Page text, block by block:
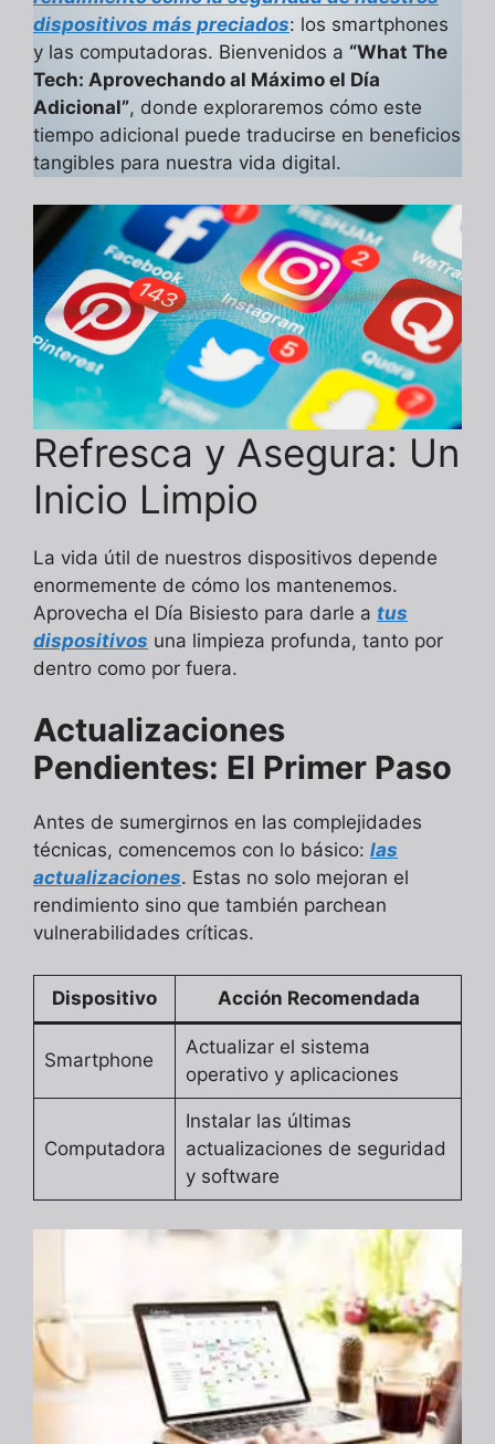
dispositivos más preciados: los smartphones
y las computadoras. Bienvenidos a “What The
Tech: Aprovechando al Máximo el Día
Adicional”, donde exploraremos cómo este
tiempo adicional puede traducirse en beneficios
tangibles para nuestra vida digital.
Refresca y Asegura: Un
Inicio Limpio
La vida útil de nuestros dispositivos depende
enormemente de cómo los mantenemos.
Aprovecha el Día Bisiesto para darle a tus
dispositivos una limpieza profunda, tanto por
dentro como por fuera.
Actualizaciones
Pendientes: El Primer Paso
Antes de sumergirnos en las complejidades
técnicas, comencemos con lo básico: las
actualizaciones. Estas no solo mejoran el
rendimiento sino que también parchean
vulnerabilidades críticas.
Dispositivo Acción Recomendada
Smartphone
Actualizar el sistema
operativo y aplicaciones
Computadora
Instalar las últimas
actualizaciones de seguridad
y software